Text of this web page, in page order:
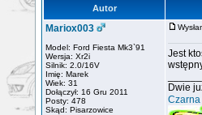
Autor
Mariox003
Model: Ford Fiesta Mk3`91
Wersja: Xr2i
Silnik: 2.0/16V
Imię: Marek
Wiek: 31
Dołączył: 16 Gru 2011
Posty: 478
Skąd: Pisarzowice
Jest
Dwie
Czarna